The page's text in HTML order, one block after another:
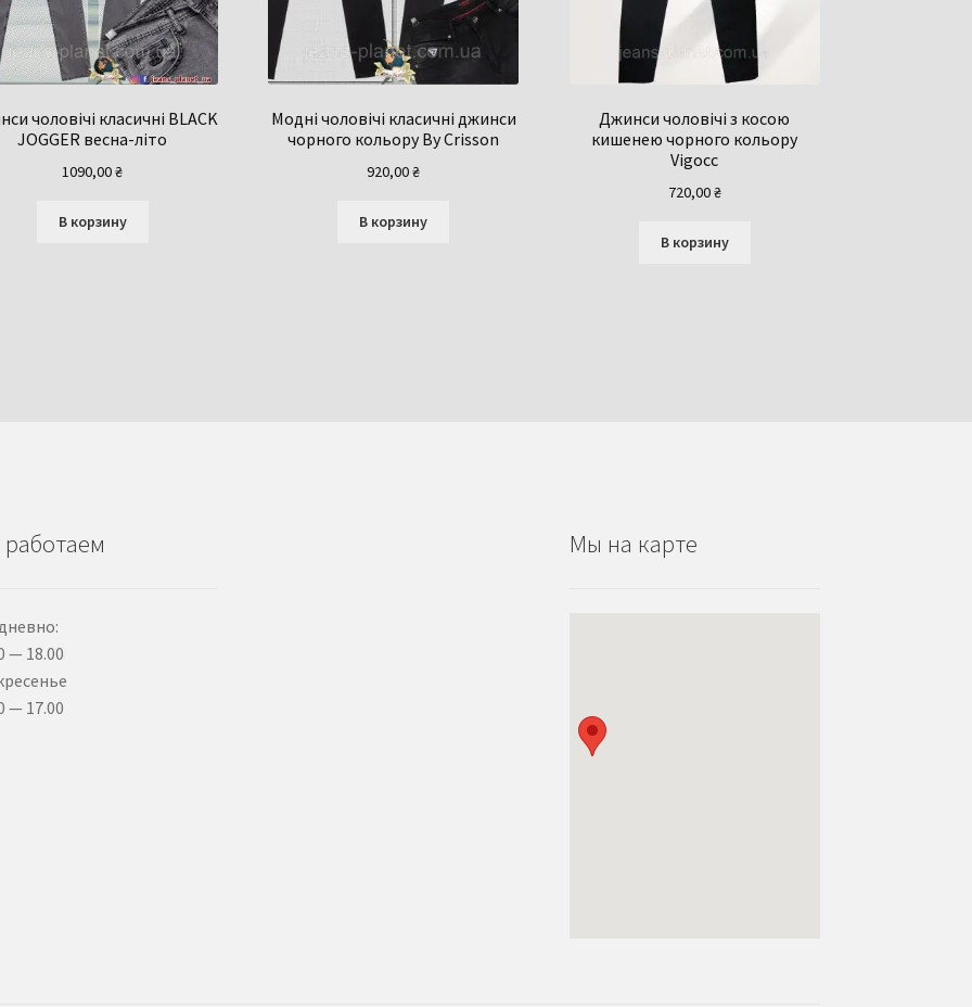
чоловічі класичні BLACK
JOGGER весна-літо
1090,00₴
В корзину
Модні чоловічі класичні джинси
чорного кольору By Crisson
920,00₴
В корзину
Джинси чоловічі з косою
кишенею чорного кольору
Vigocc
720,00₴
В корзину
— 18.00
— 17.00
Мы на карте